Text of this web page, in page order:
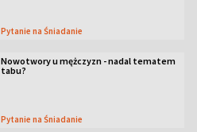
Pytanie na Śniadanie
Nowotwory u mężczyzn - nadal tematem
tabu?
Pytanie na Śniadanie